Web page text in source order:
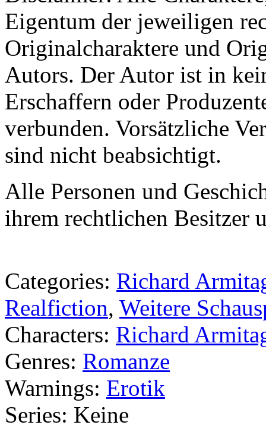
Eigentum der jeweiligen
Originalcharaktere und
Autors. Der Autor ist in
Erschaffern oder
verbunden. Vorsätzliche
sind nicht beabsichtigt.
Alle Personen und
ihrem rechtlichen Besitzer
Categories: Richard
Realfiction, Weitere
Characters: Richard
Genres: Romanze
Warnings: Erotik
Series: Keine